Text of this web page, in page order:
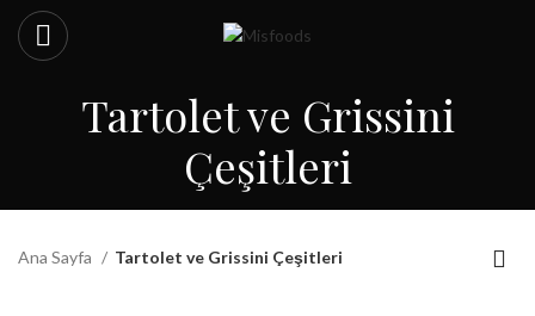
Tartolet ve Grissini
Çeşitleri
Ana Sayfa Tartolet ve Grissini Çeşitleri